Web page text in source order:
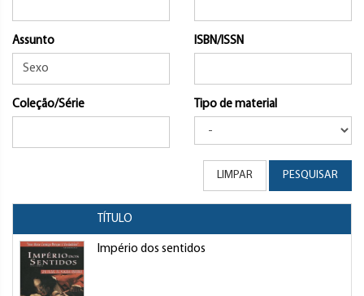
Assunto ISBN/ISSN
Coleção/Série Tipo de material
LIMPAR PESQUISAR
TÍTULO
Império dos sentidos